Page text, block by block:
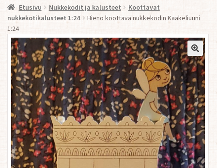
Etusivu
Tuotteet
Yhteystiedot/ Gepetosta
Jälleenmyyjät ja agentit
Tavataan täällä
Gepetto Jälleenmyyjille
Etusivu Nukkekodit ja kalusteet
Koottavat
nukkekotikalusteet 1:24
Hieno koottava nukkekodin Kaakeliuuni
1:24